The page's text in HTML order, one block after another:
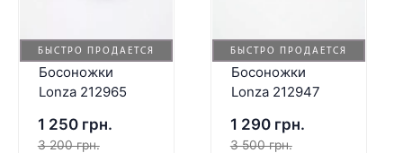
БЫСТРО ПРОДАЕТСЯ
Босоножки
Lonza 212965
1 250 грн.
3 200 грн.
БЫСТРО ПРОДАЕТСЯ
Босоножки
Lonza 212947
1 290 грн.
3 500 грн.